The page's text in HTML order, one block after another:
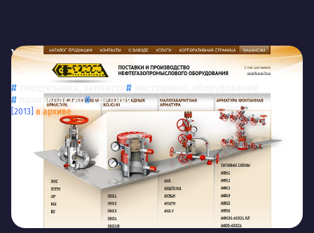
Уралнефтемашuralneftemash.ru
ООО «Уралнефтемаш»
производство
средняя
[2013] в архиве